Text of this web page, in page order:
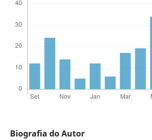
Biografia do Autor